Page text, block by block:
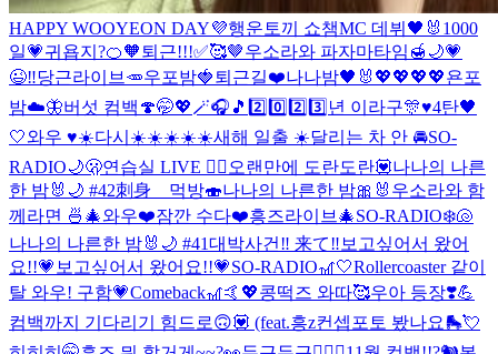
HAPPY WOOYEON DAY💜행운토끼 쇼챔MC 데뷔🖤🐰 1000
일💗귀욥지?🍊🧡퇴근!!!✅🥰🤎우소라와 파자마타임🍯🌙💗
😉‼️당근라이브🥕우포밤🍓퇴근길❤️나나밤🖤🐰 💖💖💖💖욘포
밤☁️🦋버섯 컴백🍄🤭💖🪄🎧🎵 2️⃣0️⃣2️⃣3️⃣년 이라구🎊♥️4탄🖤
🤍와우 ♥️☀️다시☀️☀️☀️☀️☀️새해 일출 ☀️달리는 차 안 🚘SO-
RADIO🌙🫢연습실 LIVE ❤️‍🔥 오랜만에 도란도란💟나나의 나른
한 밤🐰🌙 #42刺身 먹방🍣나나의 나른한 밤🎀🐰 우소라와 함
께라면 🍜🎄와우❤️잠깐 수다❤️흥즈라이브🎄SO-RADIO❄️🐚
나나의 나른한 밤🐰🌙 #41대박사건‼️ 来て‼️ 보고싶어서 왔어
요!!💗 보고싶어서 왔어요!!💗SO-RADIO🎢🤍Rollercoaster 같이
탈 와우! 구함💗Comeback🎢🤙💖콩떡즈 와따🥰우아 등장❣️💪
컴백까지 기다리기 힘드로🙃💟 (feat.흥z컨셉포토 봤나요🛼💘